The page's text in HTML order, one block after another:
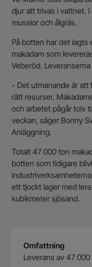
djur att trivas i vattnet.
musslor och ålgräs.
På botten har det lagts
makadam som
Veberöd.
- Det utmanande är
rätt resurser.
och arbetet pågår tolv
veckan, säger Bonny
Anläggning.
Totalt 47 000 ton
botten som tidigare
ett tjockt lager med
kubikmeter sjösand.
Omfattning
Leverans av 47